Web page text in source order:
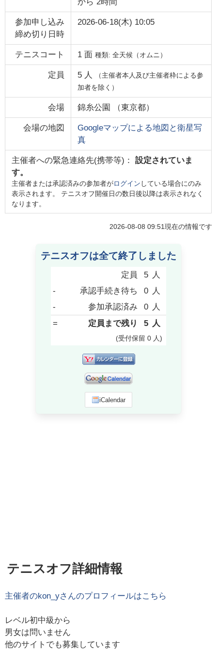
参加申し込み
締め切り日時
2026-06-18(木) 10:05
テニスコート 1面 種類: 全天候（オムニ）
定員 5 人
（主催者本人及び主催者枠による参
加者を除く）
会場 錦糸公園 （東京都）
会場の地図
Googleマップによる地図と衛星写
真
主催者への緊急連絡先(携帯等)： 設定されていま
す。
主催者または承認済みの参加者がログイン している場合にのみ
表示されます。 テニスオフ開催日の数日後以降は表示されなく
なります。
2026-08-08 09:51現在の情報です
テニスオフは全て終了しました
定員 5 人
-
承認手続き待ち 0 人
-
参加承認済み 0 人
=
定員まで残り 5 人
(受付保留 0 人)
iCalendar
テニスオフ詳細情報
主催者のkon_yさんのプロフィールはこちら
レベル初中級から
男女は問いません
他のサイトでも募集しています